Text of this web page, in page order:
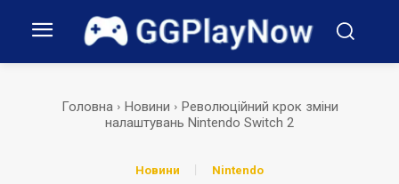
Головна Новини
Революційний крок зміни
налаштувань Nintendo Switch 2
Новини Nintendo